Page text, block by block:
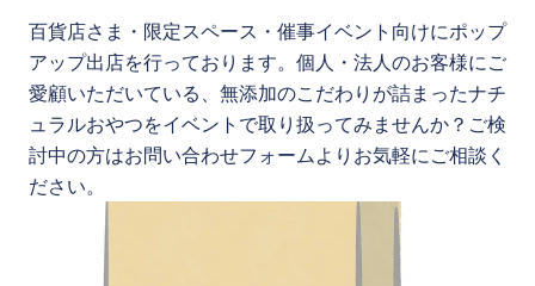
百貨店さま・限定スペース・催事イベント向けにポップ
アップ出店を行っております。個人・法人のお客様にご
愛顧いただいている、無添加のこだわりが詰まったナチ
ュラルおやつをイベントで取り扱ってみませんか？ご検
討中の方はお問い合わせフォームよりお気軽にご相談く
ださい。